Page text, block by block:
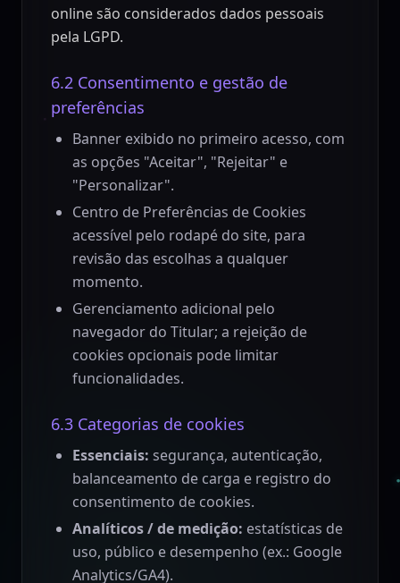
online são considerados dados pessoais
pela LGPD.
6.2 Consentimento e gestão de
preferências
Banner exibido no primeiro acesso, com
as opções "Aceitar", "Rejeitar" e
"Personalizar".
Centro de Preferências de Cookies
acessível pelo rodapé do site, para
revisão das escolhas a qualquer
momento.
Gerenciamento adicional pelo
navegador do Titular; a rejeição de
cookies opcionais pode limitar
funcionalidades.
6.3 Categorias de cookies
Essenciais: segurança, autenticação,
balanceamento de carga e registro do
consentimento de cookies.
Analíticos / de medição: estatísticas de
uso, público e desempenho (ex.: Google
Analytics/GA4).